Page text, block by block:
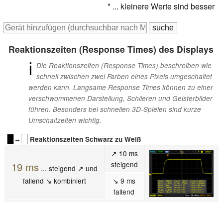
* ... kleinere Werte sind besser
Reaktionszeiten (Response Times) des Displays
ℹ Die Reaktionszeiten (Response Times) beschreiben wie
schnell zwischen zwei Farben eines Pixels umgeschaltet
werden kann. Langsame Response Times können zu einer
verschwommenen Darstellung, Schlieren und Geisterbilder
führen. Besonders bei schnellen 3D-Spielen sind kurze
Umschaltzeiten wichtig.
↔
Reaktionszeiten Schwarz zu Weiß
19 ms... steigend ↗ und
fallend ↘ kombiniert
↗ 10 ms
steigend
↘ 9 ms
fallend